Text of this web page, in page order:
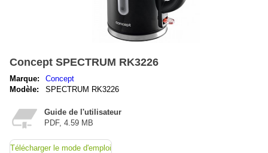
Concept SPECTRUM RK3226
Marque:
Concept
Modèle:
SPECTRUM RK3226
Guide de l'utilisateur
PDF, 4.59 MB
Télécharger le mode d'emploi